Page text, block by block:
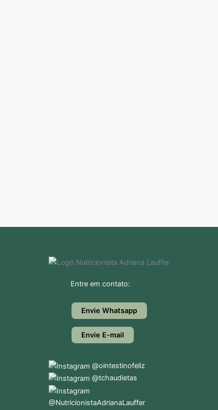
Entre em contato:
Envie Whatsapp
Envie E-mail
@ointestinofeliz
@tchaudietas
@NutricionistaAdrianaLauffer